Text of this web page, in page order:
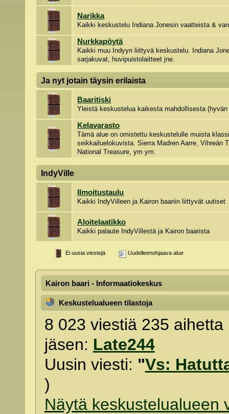
Narikka
Kaikki keskustelu Indiana Jonesin vaatteista &
Nurkkapöytä
Kaikki muu Indyyn liittyvä keskustelu. Indiana
sarjakuvat, huvipuistolaitteet jne.
Ja nyt jotain täysin erilaista
Baaritiski
Yleistä keskustelua kaikesta mahdollisesta (hyvän
Kelavarasto
Tämä alue on omistettu keskustelulle muista
seikkailuelokuvista. Sierra Madren Aarre, Vihreän
National Treasure, ym ym.
IndyVille
Ilmoitustaulu
Kaikki IndyVilleen ja Kairon baariin liittyvät uutiset
Aloitelaatikko
Kaikki palaute IndyVillestä ja Kairon baarista
Ei uusia viestejä Uudelleenohjaava alue
Kairon baari - Informaatiokeskus
Keskustelualueen tilastoja
8 023 viestiä 235
jäsen: Late244
Uusin viesti: "Vs:
)
Näytä keskustelualueen